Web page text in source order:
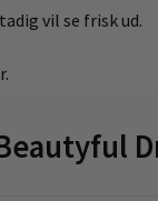
vil se frisk ud.